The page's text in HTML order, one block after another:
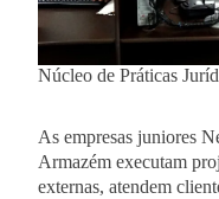
Núcleo de Práticas
As empresas juniores
Armazém executam
externas, atendem